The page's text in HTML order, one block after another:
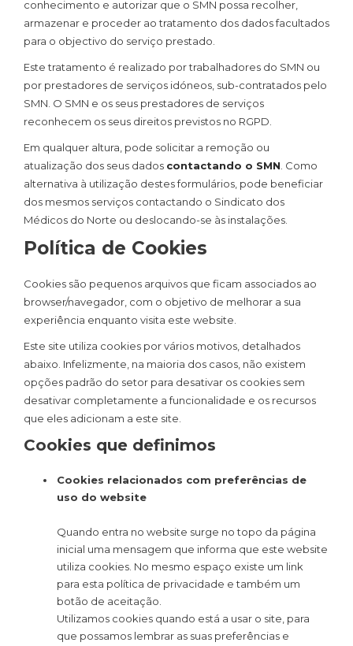
conhecimento e autorizar que o SMN possa recolher,
armazenar e proceder ao tratamento dos dados facultados
para o objectivo do serviço prestado.
Este tratamento é realizado por trabalhadores do SMN ou
por prestadores de serviços idóneos, sub-contratados pelo
SMN. O SMN e os seus prestadores de serviços
reconhecem os seus direitos previstos no RGPD.
Em qualquer altura, pode solicitar a remoção ou
atualização dos seus dados contactando o SMN . Como
alternativa à utilização destes formulários, pode beneficiar
dos mesmos serviços contactando o Sindicato dos
Médicos do Norte ou deslocando-se às instalações.
Política de Cookies
Cookies são pequenos arquivos que ficam associados ao
browser/navegador, com o objetivo de melhorar a sua
experiência enquanto visita este website.
Este site utiliza cookies por vários motivos, detalhados
abaixo. Infelizmente, na maioria dos casos, não existem
opções padrão do setor para desativar os cookies sem
desativar completamente a funcionalidade e os recursos
que eles adicionam a este site.
Cookies que definimos
Cookies relacionados com preferências de
uso do website
Quando entra no website surge no topo da página
inicial uma mensagem que informa que este website
utiliza cookies. No mesmo espaço existe um link
para esta política de privacidade e também um
botão de aceitação.
Utilizamos cookies quando está a usar o site, para
que possamos lembrar as suas preferências e